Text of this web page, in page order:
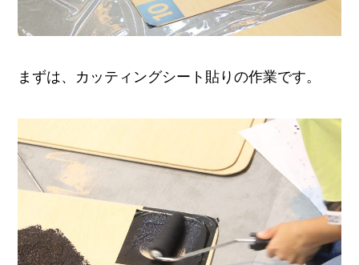
まずは、カッティングシート貼りの作業です。